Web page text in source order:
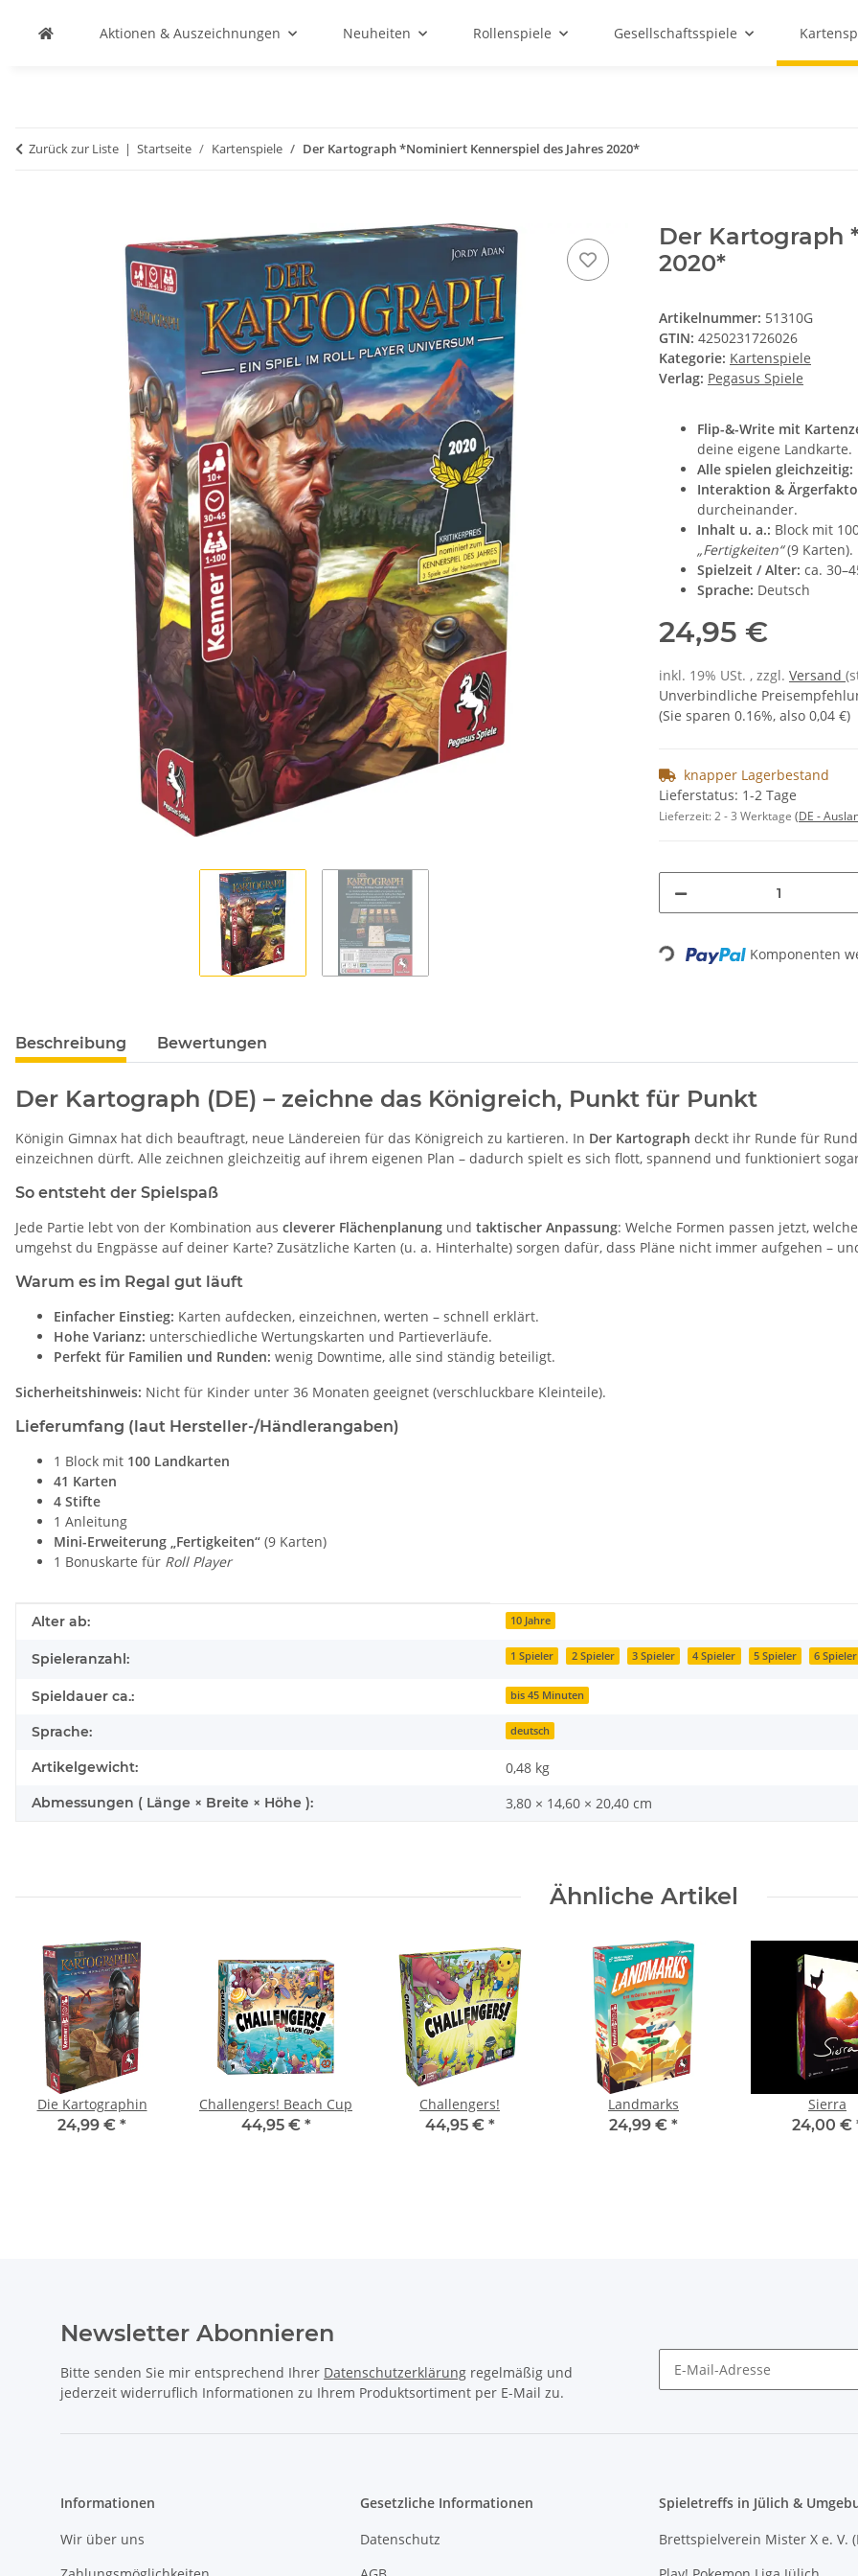
Aktionen & Auszeichnungen Neuheiten Rollenspiele Gesellschaftsspiele
Zurück zur Liste Startseite Kartenspiele Der Kartograph *Nominiert Kennerspiel des Jahres 2020*
Der Kartograph
2020*
Artikelnummer: 51310G
GTIN: 4250231726026
Kategorie: Kartenspiele
Verlag: Pegasus Spiele
Flip-&-Write mit
deine eigene Landkarte.
Alle spielen gleichzeitig:
Interaktion &
durcheinander.
Inhalt u. a.: Block mit
„Fertigkeiten“(9 Karten).
Spielzeit / Alter: ca.
Sprache: Deutsch
24,95 €
inkl. 19% USt. , zzgl. Versand
Unverbindliche
(Sie sparen 0.16%, also 0,04 €)
knapper Lagerbestand
Lieferstatus: 1-2 Tage
Lieferzeit:2 - 3 Werktage (DE -
Loading... Komponenten
Beschreibung Bewertungen
Der Kartograph (DE) – zeichne das Königreich, Punkt für Punkt
Königin Gimnax hat dich beauftragt, neue Ländereien für das Königreich zu kartieren. In Der Kartograph deckt ihr Runde für
einzeichnen dürft. Alle zeichnen gleichzeitig auf ihrem eigenen Plan – dadurch spielt es sich flott, spannend und funktioniert
So entsteht der Spielspaß
Jede Partie lebt von der Kombination aus cleverer Flächenplanung und taktischer Anpassung: Welche Formen passen jetzt,
umgehst du Engpässe auf deiner Karte? Zusätzliche Karten (u. a. Hinterhalte) sorgen dafür, dass Pläne nicht immer aufgehen –
Warum es im Regal gut läuft
Einfacher Einstieg: Karten aufdecken, einzeichnen, werten – schnell erklärt.
Hohe Varianz: unterschiedliche Wertungskarten und Partieverläufe.
Perfekt für Familien und Runden: wenig Downtime, alle sind ständig beteiligt.
Sicherheitshinweis: Nicht für Kinder unter 36 Monaten geeignet (verschluckbare Kleinteile).
Lieferumfang (laut Hersteller-/Händlerangaben)
1 Block mit 100 Landkarten
41 Karten
4 Stifte
1 Anleitung
Mini-Erweiterung „Fertigkeiten“ (9 Karten)
1 Bonuskarte für Roll Player
Produkteigenschaft
Wert
Alter ab: 10 Jahre
Spieleranzahl: 1 Spieler 2 Spieler 3 Spieler 4 Spieler 5 Spieler 6 Spieler
Spieldauer ca.: bis 45 Minuten
Sprache: deutsch
Artikelgewicht: 0,48 kg
Abmessungen ( Länge × Breite × Höhe ): 3,80 × 14,60 × 20,40 cm
Ähnliche Artikel
Die Kartographin
24,99 € *
Challengers! Beach Cup
44,95 € *
Challengers!
44,95 € *
Landmarks
24,99 € *
Sierra
24,00 €
Newsletter Abonnieren
Bitte senden Sie mir entsprechend Ihrer Datenschutzerklärung regelmäßig und
jederzeit widerruflich Informationen zu Ihrem Produktsortiment per E-Mail zu.
Informationen
Wir über uns
Gesetzliche Informationen
Datenschutz
Spieletreffs in Jülich &
Brettspielverein Mister X e. V.